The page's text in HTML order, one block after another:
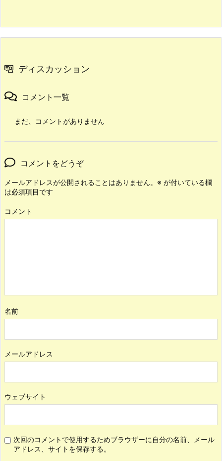
ディスカッション
コメント一覧
まだ、コメントがありません
コメントをどうぞ
メールアドレスが公開されることはありません。 ※ が付いている欄
は必須項目です
コメント
名前
メールアドレス
ウェブサイト
次回のコメントで使用するためブラウザーに自分の名前、メール
アドレス、サイトを保存する。